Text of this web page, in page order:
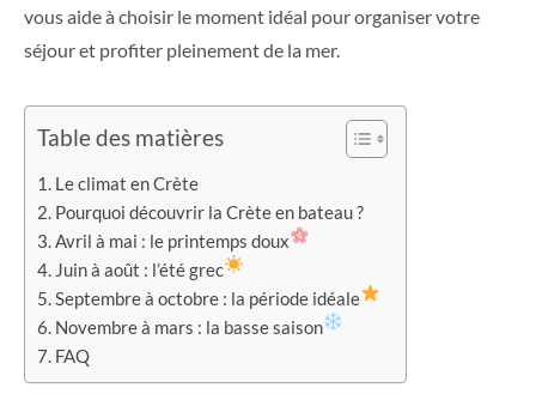
vous aide à choisir le moment idéal pour organiser votre
séjour et profiter pleinement de la mer.
Table des matières
Le climat en Crète
Pourquoi découvrir la Crète en bateau ?
Avril à mai : le printemps doux
Juin à août : l’été grec
Septembre à octobre : la période idéale
Novembre à mars : la basse saison
FAQ